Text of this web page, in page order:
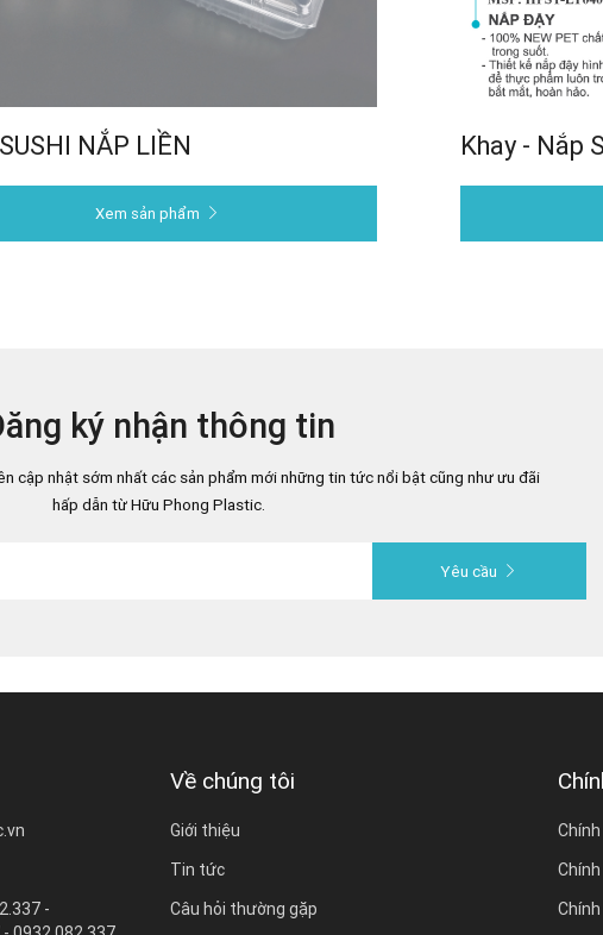
NẮP LIỀN
Xem sản phẩm
Khay - Nắp
ký nhận thông tin
cập nhật sớm nhất các sản phẩm mới những tin tức nổi bật cũng như ưu đãi
hấp dẫn từ Hữu Phong Plastic.
Yêu cầu
-
Về chúng tôi
Giới thiệu
Tin tức
Câu hỏi thường gặp